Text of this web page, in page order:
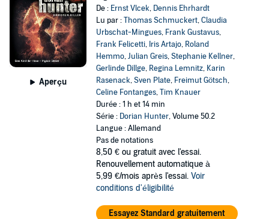
Aperçu
De : Ernst Vlcek, Dennis Ehrhardt
Lu par :Thomas Schmuckert,Claudia
Urbschat-Mingues, Frank Gustavus,
Frank Felicetti, Iris Artajo, Roland
Hemmo,Julian Greis,Stephanie Kellner,
Gerlinde Dillge, Regina Lemnitz, Karin
Rasenack,Sven Plate, Freimut Götsch,
Celine Fontanges,Tim Knauer
Durée : 1 h et 14 min
Série : Dorian Hunter, Volume 50.2
Langue : Allemand
Pas de notations
8,50 € ou gratuit avec l'essai.
Renouvellement automatique à
5,99 €/mois après l'essai. Voir
conditions d'éligibilité
Essayez Standard gratuitement